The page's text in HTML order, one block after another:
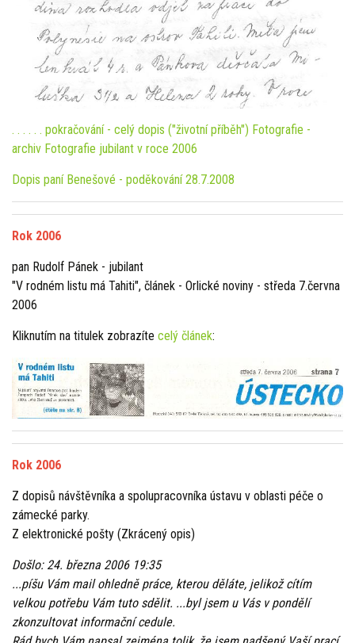
. . . . . . pokračování - celý dopis ("životní příběh") Fotografie -
archiv Fotografie jubilant v roce 2006
Dopis paní Benešové - poděkování 28.7.2008
Rok 2006
pan Rudolf Pánek - jubilant
"V rodném listu má Tahiti", článek - Orlické noviny - středa 7.června
2006
Kliknutím na titulek zobrazíte celý článek:
Rok 2006
Z dopisů návštěvníka a spolupracovníka ústavu v oblasti péče o
zámecké parky.
Z elektronické pošty (Zkrácený opis)
Došlo: 24. března 2006 19:35
...píšu Vám mail ohledně práce, kterou děláte, jelikož cítím
velkou potřebu Vám tuto sdělit. ...byl jsem u Vás v pondělí
zkonzultovat informační cedule.